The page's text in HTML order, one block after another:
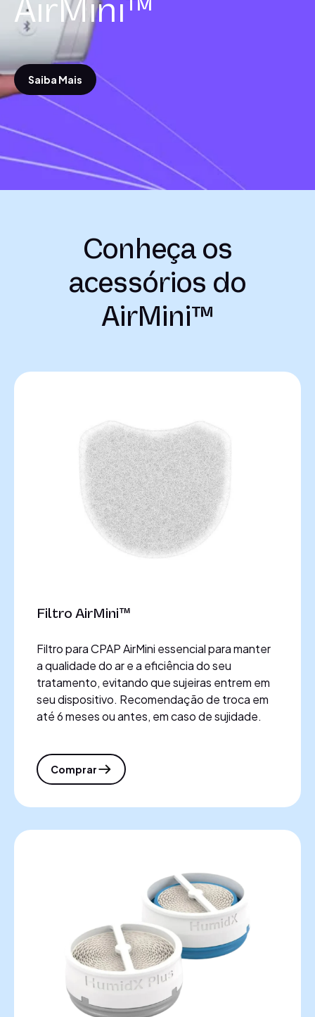
AirMini™
Saiba Mais
Conheça os
acessórios do
AirMini™
Filtro AirMini™
Filtro para CPAP AirMini essencial para manter
a qualidade do ar e a eficiência do seu
tratamento, evitando que sujeiras entrem em
seu dispositivo. Recomendação de troca em
até 6 meses ou antes, em caso de sujidade.
Comprar